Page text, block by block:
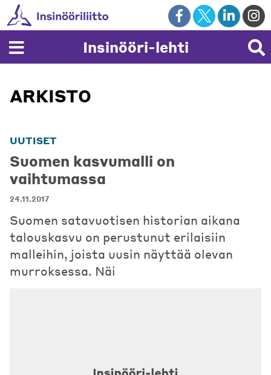
Skip
to
content
Insinööri-lehti
ARKISTO
UUTISET
Suomen kasvumalli on
vaihtumassa
24.11.2017
Suomen satavuotisen historian aikana
talouskasvu on perustunut erilaisiin
malleihin, joista uusin näyttää olevan
murroksessa. Näi